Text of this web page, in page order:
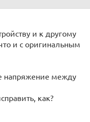
и к другому
и с оригинальным
напряжение между
как?